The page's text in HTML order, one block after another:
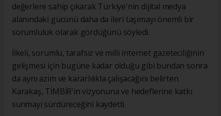
değerlere sahip çıkarak Türkiye'nin dijital medya
alanındaki gücünü daha da ileri taşımayı önemli bir
sorumluluk olarak gördüğünü söyledi.
İlkeli, sorumlu, tarafsız ve milli internet gazeteciliğinin
gelişmesi için bugüne kadar olduğu gibi bundan sonra
da aynı azim ve kararlılıkla çalışacağını belirten
Karakaş, TİMBİR'in vizyonuna ve hedeflerine katkı
sunmayı sürdüreceğini kaydetti.